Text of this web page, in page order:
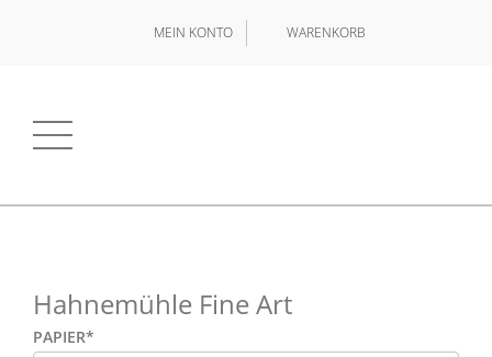
MEIN KONTO WARENKORB
Hahnemühle Fine Art
PAPIER*